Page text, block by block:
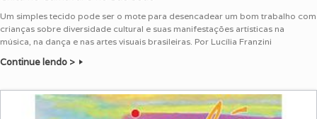
Um simples tecido pode ser o mote para desencadear um bom trabalho com
crianças sobre diversidade cultural e suas manifestações artísticas na
música, na dança e nas artes visuais brasileiras. Por Lucília Franzini
Continue lendo >